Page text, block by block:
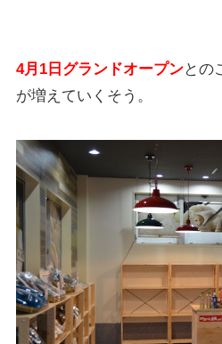
4月1日グランドオープンとの
が増えていくそう。